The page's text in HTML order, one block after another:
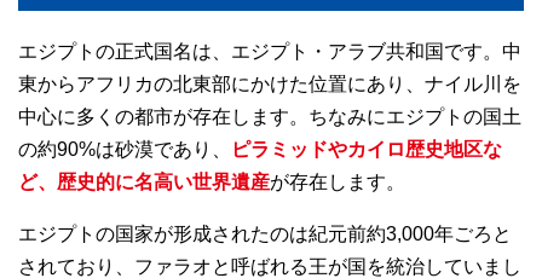
エジプトの正式国名は、エジプト・アラブ共和国です。中
東からアフリカの北東部にかけた位置にあり、ナイル川を
中心に多くの都市が存在します。ちなみにエジプトの国土
の約90%は砂漠であり、
ピラミッドやカイロ歴史地区な
ど、歴史的に名高い世界遺産が存在します。
エジプトの国家が形成されたのは紀元前約3,000年ごろと
されており、ファラオと呼ばれる王が国を統治していまし